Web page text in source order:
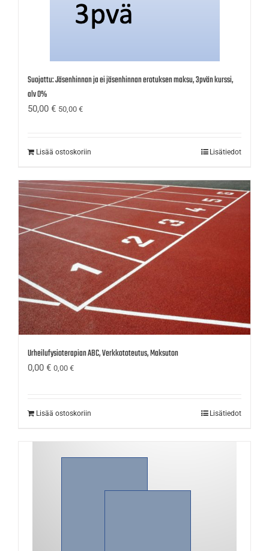
Suojattu: Jäsenhinnan ja ei jäsenhinnan erotuksen maksu, 3pvän kurssi,
alv 0%
50,00 € 50,00 €
Lisää ostoskoriin Lisätiedot
Urheilufysioterapian ABC, Verkkototeutus, Maksuton
0,00 € 0,00 €
Lisää ostoskoriin Lisätiedot